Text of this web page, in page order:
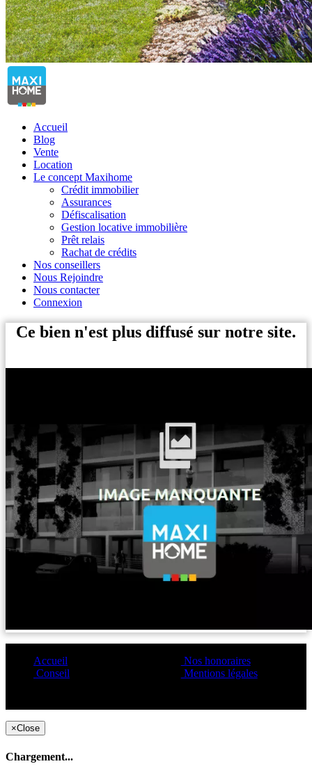
Accueil
Blog
Vente
Location
Le concept Maxihome
Crédit immobilier
Assurances
Défiscalisation
Gestion locative immobilière
Prêt relais
Rachat de crédits
Nos conseillers
Nous Rejoindre
Nous contacter
Connexion
Ce bien n'est plus diffusé sur notre site.
Accueil
Conseil
Nos honoraires
Mentions légales
×Close
Chargement...